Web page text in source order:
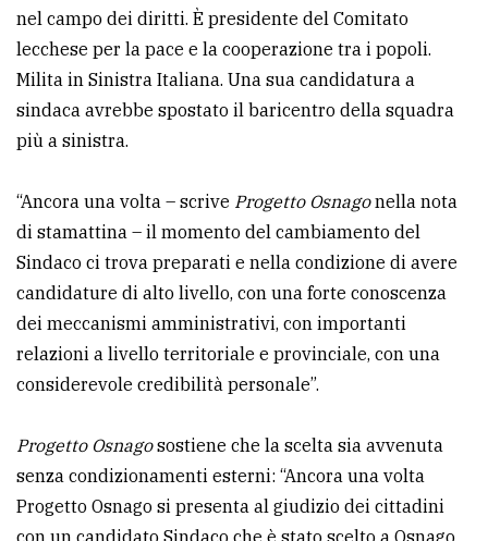
nel campo dei diritti. È presidente del Comitato
lecchese per la pace e la cooperazione tra i popoli.
Milita in Sinistra Italiana. Una sua candidatura a
sindaca avrebbe spostato il baricentro della squadra
più a sinistra.
“Ancora una volta – scrive Progetto Osnagonella nota
di stamattina – il momento del cambiamento del
Sindaco ci trova preparati e nella condizione di avere
candidature di alto livello, con una forte conoscenza
dei meccanismi amministrativi, con importanti
relazioni a livello territoriale e provinciale, con una
considerevole credibilità personale”.
Progetto Osnagosostiene che la scelta sia avvenuta
senza condizionamenti esterni: “Ancora una volta
Progetto Osnago si presenta al giudizio dei cittadini